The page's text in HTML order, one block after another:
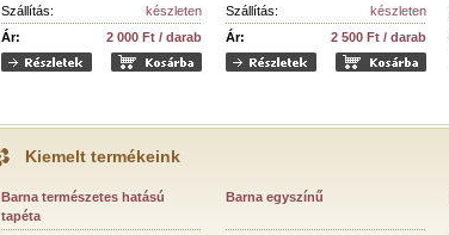
Szállítás:
készleten
Ár:
2 000 Ft / darab
Szállítás:
készleten
Ár:
2 500 Ft / darab
Kiemelt termékeink
Barna természetes hatású
tapéta
Barna egyszínű